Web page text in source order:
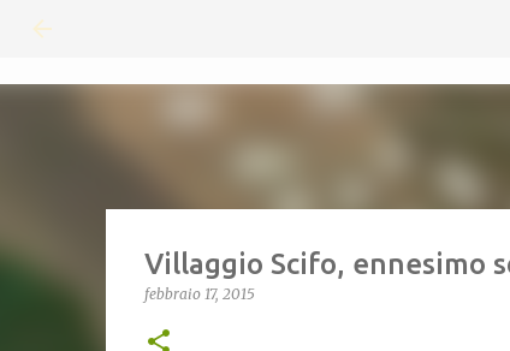
Villaggio Scifo, ennesimo
febbraio 17, 2015